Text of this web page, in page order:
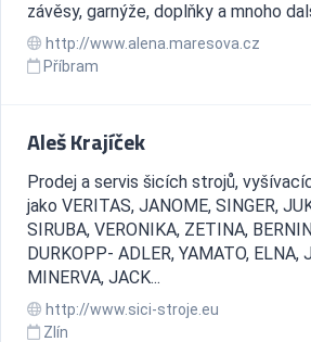
závěsy, garnýže, doplňky a mnoho
http://www.alena.maresova.cz
Příbram
Aleš Krajíček
Prodej a servis šicích strojů,
jako VERITAS, JANOME, SINGER,
SIRUBA, VERONIKA, ZETINA,
DURKOPP- ADLER, YAMATO, ELNA,
MINERVA, JACK...
http://www.sici-stroje.eu
Zlín